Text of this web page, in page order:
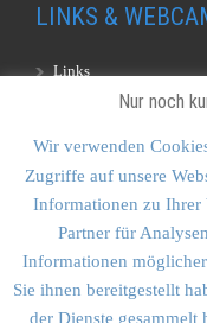
LINKS &
Links
KONTAKT &
Kontakt
Sitemap
Nur noch
Wir verwenden
Zugriffe auf unsere
Informationen zu Ihrer
Partner für
Informationen
Sie ihnen bereitgestellt
der Dienste